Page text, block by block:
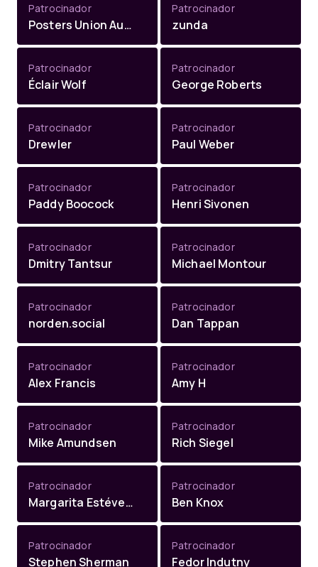
Patrocinador
Posters Union Australia (Shlee)
Patrocinador
zunda
Patrocinador
Éclair Wolf
Patrocinador
George Roberts
Patrocinador
Drewler
Patrocinador
Paul Weber
Patrocinador
Paddy Boocock
Patrocinador
Henri Sivonen
Patrocinador
Dmitry Tantsur
Patrocinador
Michael Montour
Patrocinador
norden.social
Patrocinador
Dan Tappan
Patrocinador
Alex Francis
Patrocinador
Amy H
Patrocinador
Mike Amundsen
Patrocinador
Rich Siegel
Patrocinador
Margarita Estévez-Abe
Patrocinador
Ben Knox
Patrocinador
Stephen Sherman
Patrocinador
Fedor Indutny